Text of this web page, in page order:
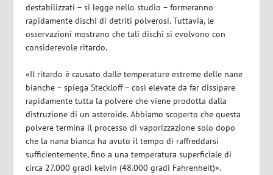
destabilizzati – si legge nello studio – formeranno
rapidamente dischi di detriti polverosi. Tuttavia, le
osservazioni mostrano che tali dischi si evolvono con
considerevole ritardo.
«Il ritardo è causato dalle temperature estreme delle nane
bianche – spiega Steckloff – così elevate da far dissipare
rapidamente tutta la polvere che viene prodotta dalla
distruzione di un asteroide. Abbiamo scoperto che questa
polvere termina il processo di vaporizzazione solo dopo
che la nana bianca ha avuto il tempo di raffreddarsi
sufficientemente, fino a una temperatura superficiale di
circa 27.000 gradi kelvin (48.000 gradi Fahrenheit)».